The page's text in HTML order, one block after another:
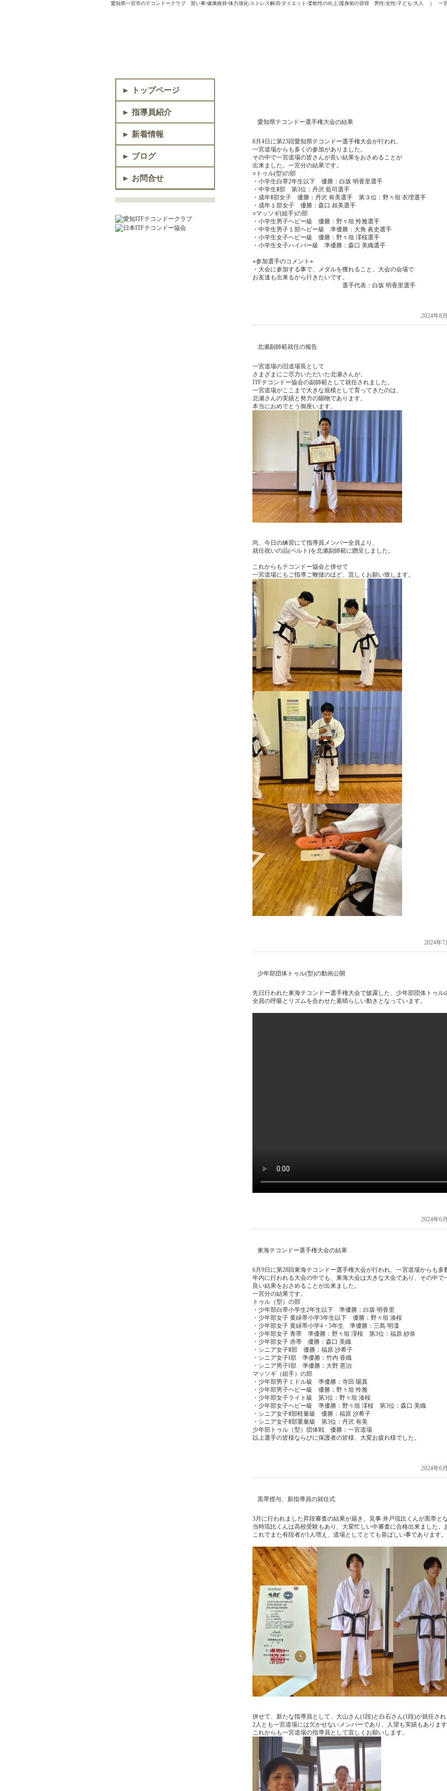
愛知県一宮市のテコンドークラブ 習い事/健康維持/体力強化/ストレス解消/ダイエット/柔軟性の向上/護身術の習得 男性/女性/子ども/大人 ｜ 一
► トップページ
► 指導員紹介
► 新着情報
► ブログ
► お問合せ
愛知県テコンドー選手権大会の結果
8月4日に第23回愛知県テコンドー選手権大会が行われ、
一宮道場からも多くの参加がありました。
その中で一宮道場の皆さんが良い結果をおさめることが
出来ました。一宮分の結果です。
○トゥル(型)の部
・小学生白帯2年生以下 優勝：白坂 明香里選手
・中学生Ⅱ部 第3位：丹沢 藍司選手
・成年Ⅱ部女子 優勝：丹沢 有美選手 第３位：野々垣 衣理選手
・成年１部女子 優勝：森口 叔美選手
○マッソギ(組手)の部
・小学生男子ヘビー級 優勝：野々垣 怜雅選手
・中学生男子１部ヘビー級 準優勝：大角 眞史選手
・小学生女子ヘビー級 優勝：野々垣 澪桜選手
・小学生女子ハイパー級 準優勝：森口 美織選手
⭐︎参加選手のコメント⭐︎
・大会に参加する事で、メダルを獲れること、大会の会場で
お友達も出来るから行きたいです。
選手代表：白坂 明香里選手
2024年8
北瀬副師範就任の報告
一宮道場の旧道場長として
さまざまにご尽力いただいた北瀬さんが、
ITFテコンドー協会の副師範として就任されました。
一宮道場がここまで大きな規模として育ってきたのは、
北瀬さんの実績と努力の賜物であります。
本当におめでとう御座います。
尚、今日の練習にて指導員メンバー全員より、
就任祝いの品(ベルト)を北瀬副師範に贈呈しました。
これからも テコンドー協会と併せて
一宮道場にもご指導ご鞭撻のほど、宜しくお願い致します。
2024年
少年部団体トゥル(型)の動画公開
先日行われた東海テコンドー選手権大会で披露した、少年部団体トゥル
全員の呼吸とリズムを合わせた素晴らしい動きとなっています。
2024年6
東海テコンドー選手権大会の結果
6月9日に第28回東海テコンドー選手権大会が行われ、一宮道場からも多
年内に行われる大会の中でも、東海大会は大きな大会であり、その中で
良い結果をおさめることが出来ました。
一宮分の結果です。
トゥル（型）の部
・少年部白帯小学生2年生以下 準優勝：白坂 明香里
・少年部女子 黄緑帯小学3年生以下 優勝：野々垣 湊桜
・少年部女子 黄緑帯小学4・5年生 準優勝：三島 明凜
・少年部女子 青帯 準優勝：野々垣 澪桜 第3位：福原 紗奈
・少年部女子 赤帯 優勝：森口 美織
・シニア女子Ⅱ部 優勝：福原 沙希子
・シニア女子Ⅰ部 準優勝：竹内 香織
・シニア男子Ⅰ部 準優勝：大野 憲治
マッソギ（組手）の部
・少年部男子ミドル級 準優勝：寺田 陽真
・少年部男子ヘビー級 優勝：野々垣 怜雅
・少年部女子ライト級 第3位：野々垣 湊桜
・少年部女子ヘビー級 準優勝：野々垣 澪桜 第3位：森口 美織
・シニア女子Ⅱ部軽量級 優勝：福原 沙希子
・シニア女子Ⅱ部重量級 第3位：丹沢 有美
少年部トゥル（型）団体戦 優勝：一宮道場
以上選手の皆様ならびに保護者の皆様、大変お疲れ様でした。
2024年6
黒帯授与、新指導員の就任式
3月に行われました昇段審査の結果が届き、見事 井戸琉比くんが黒帯と
当時琉比くんは高校受験もあり、大変忙しい中審査に合格出来ました。
これでまた有段者が1人増え、道場としてとても喜ばしい事であります。
併せて、新たな指導員として、大山さん(1段)と白石さん(1段)が就任され
2人とも一宮道場には欠かせないメンバーであり、人望も実績もあります
これからも一宮道場の指導員として宜しくお願いします。